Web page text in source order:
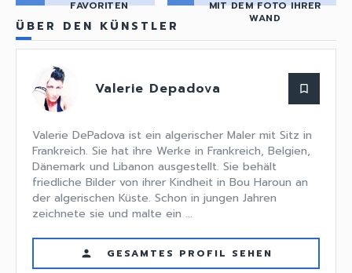
FAVORITEN
MIT DEM FOTO IHRER
WAND
ÜBER DEN KÜNSTLER
Valerie Depadova bookmark_border
Valerie DePadova ist ein algerischer Maler mit Sitz in
Frankreich. Sie hat ihre Werke in Frankreich, Belgien,
Dänemark und Libanon ausgestellt. Sie behält
friedliche Bilder von ihrer Kindheit in Bou Haroun an
der algerischen Küste. Schon in jungen Jahren
zeichnete sie und malte ein ...
person GESAMTES PROFIL SEHEN